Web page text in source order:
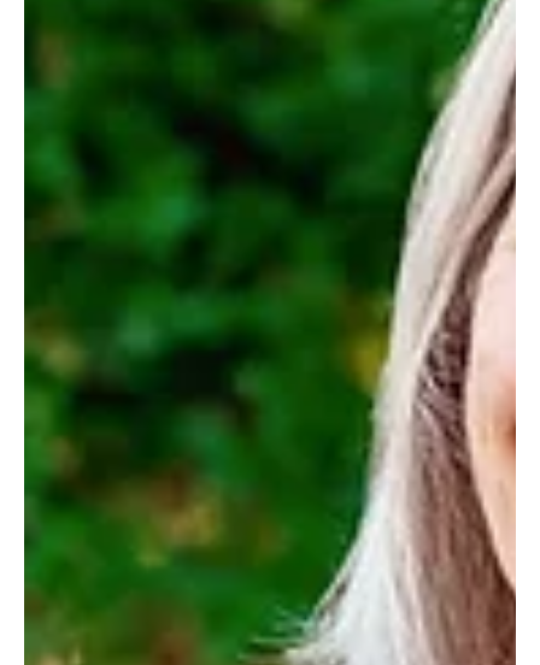
que significa seguir a Jesús. (Photo: Lightstock) Por Tanner Kalina
¡Muy bien! Fuiste valiente. Compartiste el evangelio con la persona
a la que estás acompañando de manera intencional. Le pediste
una respuesta y te dijo que “sí” a comprometer su vida con Cristo.